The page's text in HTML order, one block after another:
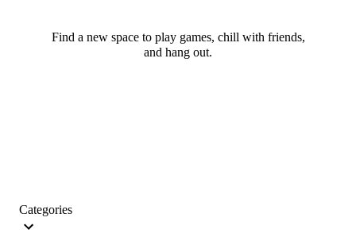
Find a new space to play games, chill with friends,
and hang out.
Categories